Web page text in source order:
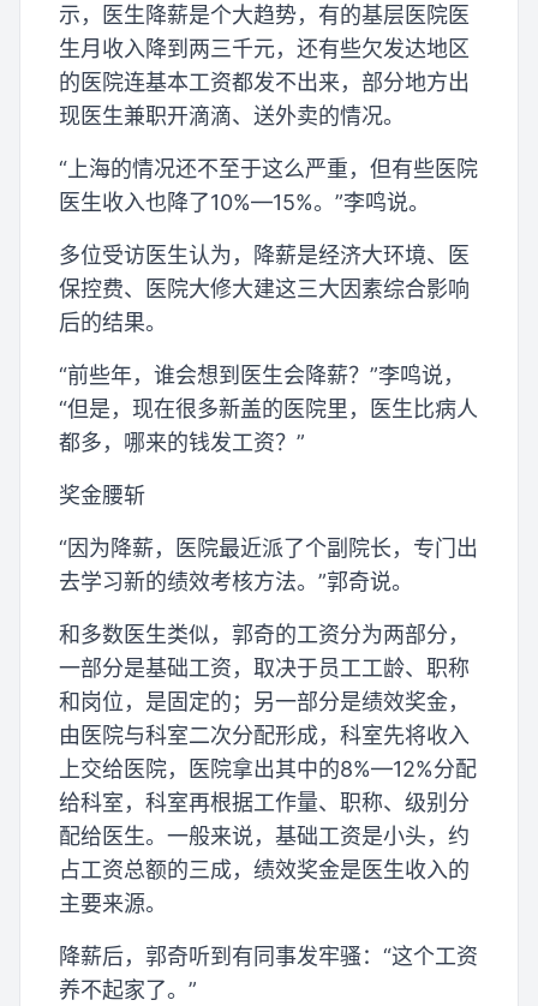
示，医生降薪是个大趋势，有的基层医院医
生月收入降到两三千元，还有些欠发达地区
的医院连基本工资都发不出来，部分地方出
现医生兼职开滴滴、送外卖的情况。
“上海的情况还不至于这么严重，但有些医院
医生收入也降了10%—15%。”李鸣说。
多位受访医生认为，降薪是经济大环境、医
保控费、医院大修大建这三大因素综合影响
后的结果。
“前些年，谁会想到医生会降薪？”李鸣说，
“但是，现在很多新盖的医院里，医生比病人
都多，哪来的钱发工资？”
奖金腰斩
“因为降薪，医院最近派了个副院长，专门出
去学习新的绩效考核方法。”郭奇说。
和多数医生类似，郭奇的工资分为两部分，
一部分是基础工资，取决于员工工龄、职称
和岗位，是固定的；另一部分是绩效奖金，
由医院与科室二次分配形成，科室先将收入
上交给医院，医院拿出其中的8%—12%分配
给科室，科室再根据工作量、职称、级别分
配给医生。一般来说，基础工资是小头，约
占工资总额的三成，绩效奖金是医生收入的
主要来源。
降薪后，郭奇听到有同事发牢骚：“这个工资
养不起家了。”